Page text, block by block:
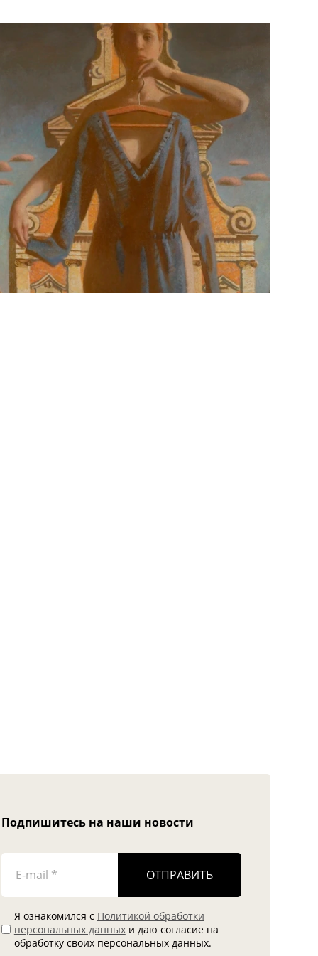
Подпишитесь на наши новости
ОТПРАВИТЬ
Я ознакомился с Политикой обработки
персональных данных и даю согласие на
обработку своих персональных данных.